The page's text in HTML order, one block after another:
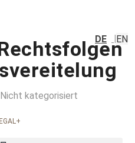
Nicht kategorisiert
DE EN